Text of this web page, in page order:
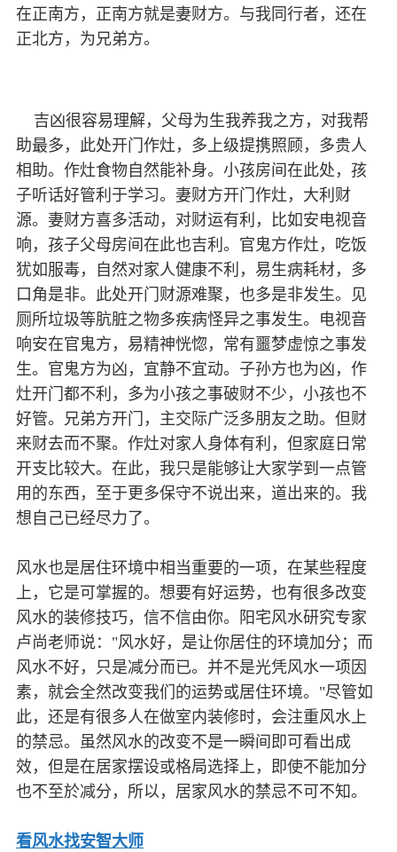
在正南方，正南方就是妻财方。与我同行者，还在
正北方，为兄弟方。
吉凶很容易理解，父母为生我养我之方，对我帮
助最多，此处开门作灶，多上级提携照顾，多贵人
相助。作灶食物自然能补身。小孩房间在此处，孩
子听话好管利于学习。妻财方开门作灶，大利财
源。妻财方喜多活动，对财运有利，比如安电视音
响，孩子父母房间在此也吉利。官鬼方作灶，吃饭
犹如服毒，自然对家人健康不利，易生病耗材，多
口角是非。此处开门财源难聚，也多是非发生。见
厕所垃圾等肮脏之物多疾病怪异之事发生。电视音
响安在官鬼方，易精神恍惚，常有噩梦虚惊之事发
生。官鬼方为凶，宜静不宜动。子孙方也为凶，作
灶开门都不利，多为小孩之事破财不少，小孩也不
好管。兄弟方开门，主交际广泛多朋友之助。但财
来财去而不聚。作灶对家人身体有利，但家庭日常
开支比较大。在此，我只是能够让大家学到一点管
用的东西，至于更多保守不说出来，道出来的。我
想自己已经尽力了。
风水也是居住环境中相当重要的一项，在某些程度
上，它是可掌握的。想要有好运势，也有很多改变
风水的装修技巧，信不信由你。阳宅风水研究专家
卢尚老师说："风水好，是让你居住的环境加分；而
风水不好，只是减分而已。并不是光凭风水一项因
素，就会全然改变我们的运势或居住环境。"尽管如
此，还是有很多人在做室内装修时，会注重风水上
的禁忌。虽然风水的改变不是一瞬间即可看出成
效，但是在居家摆设或格局选择上，即使不能加分
也不至於减分，所以，居家风水的禁忌不可不知。
看风水找安智大师